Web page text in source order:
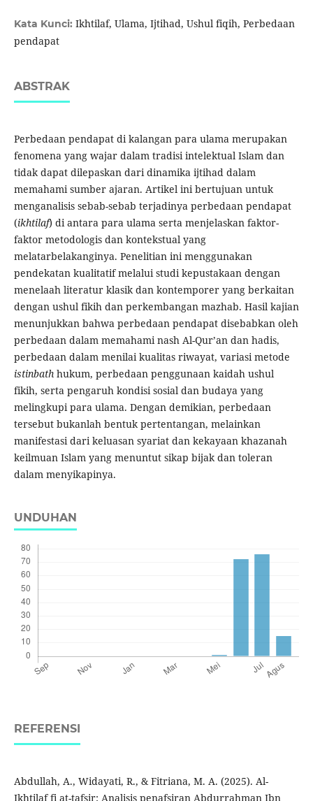
Kata Kunci: Ikhtilaf, Ulama, Ijtihad, Ushul fiqih, Perbedaan
pendapat
ABSTRAK
Perbedaan pendapat di kalangan para ulama merupakan
fenomena yang wajar dalam tradisi intelektual Islam dan
tidak dapat dilepaskan dari dinamika ijtihad dalam
memahami sumber ajaran. Artikel ini bertujuan untuk
menganalisis sebab-sebab terjadinya perbedaan pendapat
(ikhtilaf) di antara para ulama serta menjelaskan faktor-
faktor metodologis dan kontekstual yang
melatarbelakanginya. Penelitian ini menggunakan
pendekatan kualitatif melalui studi kepustakaan dengan
menelaah literatur klasik dan kontemporer yang berkaitan
dengan ushul fikih dan perkembangan mazhab. Hasil kajian
menunjukkan bahwa perbedaan pendapat disebabkan oleh
perbedaan dalam memahami nash Al-Qur’an dan hadis,
perbedaan dalam menilai kualitas riwayat, variasi metode
istinbathhukum, perbedaan penggunaan kaidah ushul
fikih, serta pengaruh kondisi sosial dan budaya yang
melingkupi para ulama. Dengan demikian, perbedaan
tersebut bukanlah bentuk pertentangan, melainkan
manifestasi dari keluasan syariat dan kekayaan khazanah
keilmuan Islam yang menuntut sikap bijak dan toleran
dalam menyikapinya.
UNDUHAN
REFERENSI
Abdullah, A., Widayati, R., & Fitriana, M. A. (2025). Al-
Ikhtilaf fi at-tafsir: Analisis penafsiran Abdurrahman Ibn